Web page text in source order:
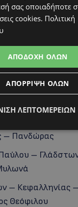
Λεωφόρου
– Πανδώρας
–
– Κεφαλληνίας –
Θεόφιλου
σας οποιαδήποτε
cookies. Πολιτική
ΑΠΟΔΟΧΉ ΌΛΩΝ
ΑΠΌΡΡΙΨΗ ΌΛΩΝ
ΛΕΠΤΟΜΕΡΕΙΏΝ